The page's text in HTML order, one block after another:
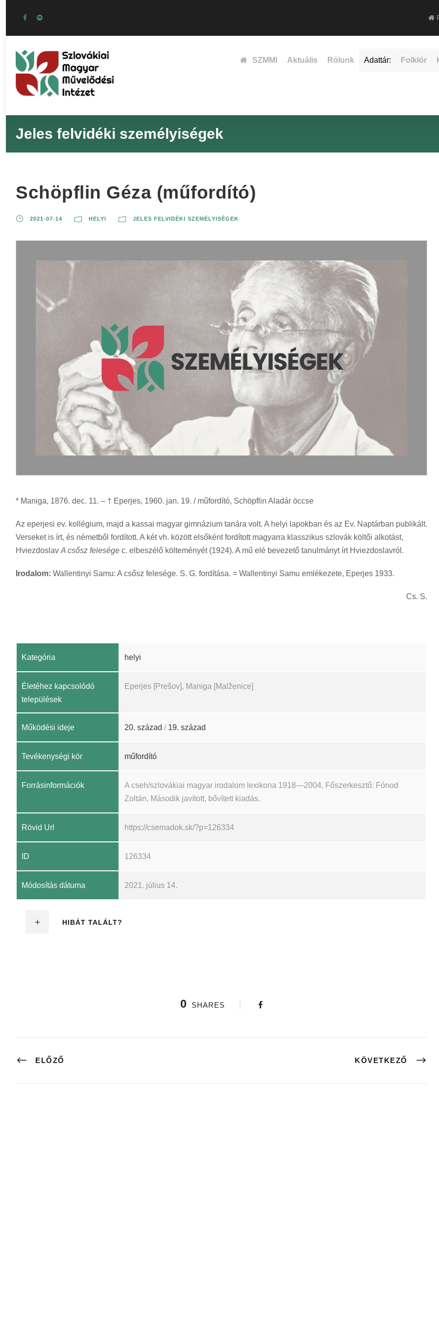
SZMMI Aktuális Rólunk Adattár: Folklór
Jeles felvidéki személyiségek
Schöpflin Géza (műfordító)
2021-07-14 HELYI JELES FELVIDÉKI SZEMÉLYISÉGEK
* Maniga, 1876. dec. 11. – † Eperjes, 1960. jan. 19. / műfordító, Schöpflin Aladár öccse
Az eperjesi ev. kollégium, majd a kassai magyar gimnázium tanára volt. A helyi lapokban és az Ev. Naptárban publikált.
Verseket is írt, és németből fordított. A két vh. között elsőként fordított magyarra klasszikus szlovák költői alkotást,
Hviezdoslav A csősz felesége c. elbeszélő költeményét (1924). A mű elé bevezető tanulmányt írt Hviezdoslavról.
Irodalom: Wallentinyi Samu: A csősz felesége. S. G. fordítása. = Wallentinyi Samu emlékezete, Eperjes 1933.
Cs. S.
Kategória helyi
Életéhez kapcsolódó
települések
Eperjes [Prešov], Maniga [Malženice]
Működési ideje 20. század / 19. század
Tevékenységi kör műfordító
Forrásinformációk
A cseh/szlovákiai magyar irodalom lexikona 1918—2004, Főszerkesztő: Fónod
Zoltán, Második javított, bővített kiadás.
Rövid Url https://csemadok.sk/?p=126334
ID 126334
Módosítás dátuma 2021. július 14.
HIBÁT TALÁLT?
0 SHARES
ELŐZŐ KÖVETKEZŐ